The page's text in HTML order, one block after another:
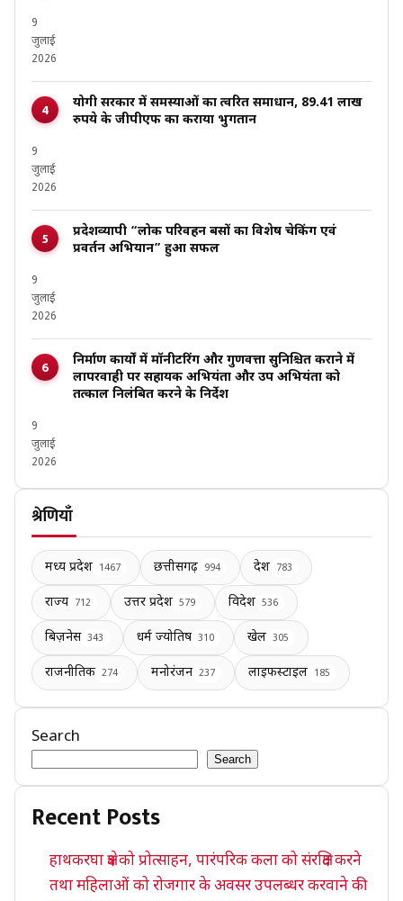
9
जुलाई
2026
योगी सरकार में समस्याओं का त्वरित समाधान, 89.41 लाख
रुपये के जीपीएफ का कराया भुगतान
9
जुलाई
2026
प्रदेशव्यापी “लोक परिवहन बसों का विशेष चेकिंग एवं
प्रवर्तन अभियान” हुआ सफल
9
जुलाई
2026
निर्माण कार्यों में मॉनीटरिंग और गुणवत्ता सुनिश्चित कराने में
लापरवाही पर सहायक अभियंता और उप अभियंता को
तत्काल निलंबित करने के निर्देश
9
जुलाई
2026
श्रेणियाँ
मध्य प्रदेश 1467 छत्तीसगढ़ 994 देश 783
राज्य 712 उत्तर प्रदेश 579 विदेश 536
बिज़नेस 343 धर्म ज्योतिष 310 खेल 305
राजनीतिक 274 मनोरंजन 237 लाइफस्टाइल 185
Search
Search
Recent Posts
हाथकरघा क्षेत्र को प्रोत्साहन, पारंपरिक कला को संरक्षित करने
तथा महिलाओं को रोजगार के अवसर उपलब्धर करवाने की